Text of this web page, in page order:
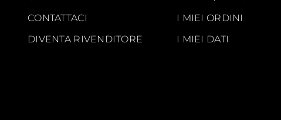
CONTATTACI
DIVENTA RIVENDITORE
I MIEI ORDINI
I MIEI DATI